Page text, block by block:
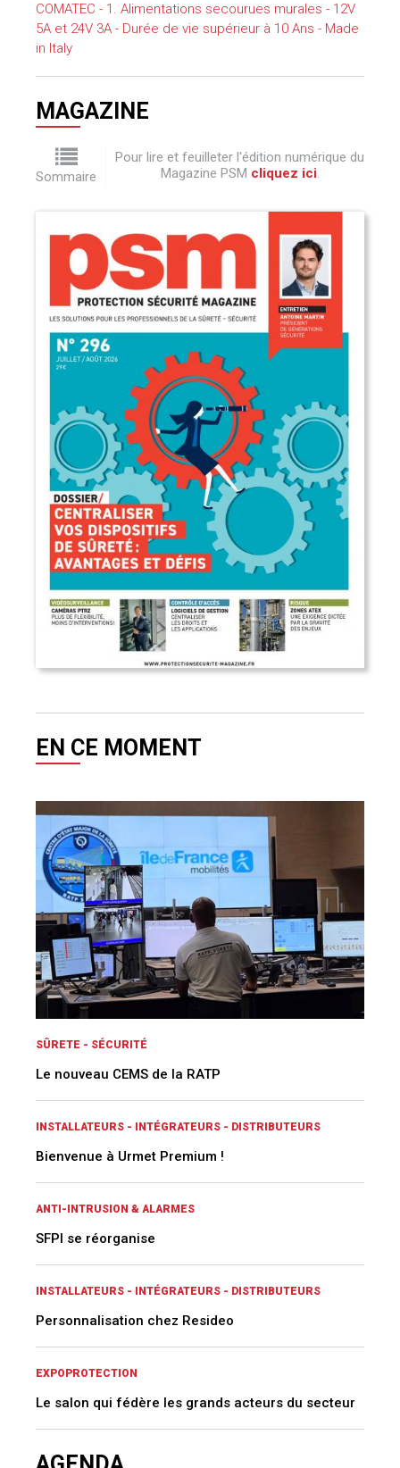
COMATEC - 1. Alimentations secourues murales - 12V
5A et 24V 3A - Durée de vie supérieur à 10 Ans - Made
in Italy
MAGAZINE
Sommaire
Pour lire et feuilleter l'édition numérique du
Magazine PSM cliquez ici.
EN CE MOMENT
SÛRETE - SÉCURITÉ
Le nouveau CEMS de la RATP
INSTALLATEURS - INTÉGRATEURS - DISTRIBUTEURS
Bienvenue à Urmet Premium !
ANTI-INTRUSION & ALARMES
SFPI se réorganise
INSTALLATEURS - INTÉGRATEURS - DISTRIBUTEURS
Personnalisation chez Resideo
EXPOPROTECTION
Le salon qui fédère les grands acteurs du secteur